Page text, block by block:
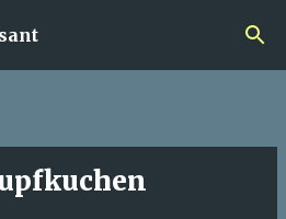
Hauptbereich